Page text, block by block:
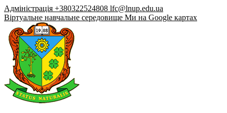
Адміністрація +380322524808 lfc@lnup.edu.ua
Віртуальне навчальне середовище Ми на Google картах